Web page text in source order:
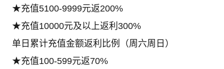
★充值5100-9999元返200%
★充值10000元及以上返利300%
单日累计充值金额返利比例（周六周日）
★充值100-599元返70%